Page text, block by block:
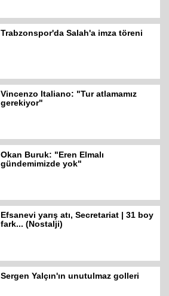
Trabzonspor'da Salah'a imza töreni
Vincenzo Italiano: "Tur atlamamız
gerekiyor"
Okan Buruk: "Eren Elmalı
gündemimizde yok"
Efsanevi yarış atı, Secretariat | 31 boy
fark... (Nostalji)
Sergen Yalçın'ın unutulmaz golleri